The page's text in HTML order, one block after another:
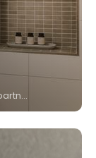
En renovering är ett stort beslut – och rätt partner gör hela skillnaden. Kungshäll Måleri & Bygg utför renovering i Stockholm från golv till tak, med fast pris, egen projektledning och över 35 års erfarenhet i branschen.